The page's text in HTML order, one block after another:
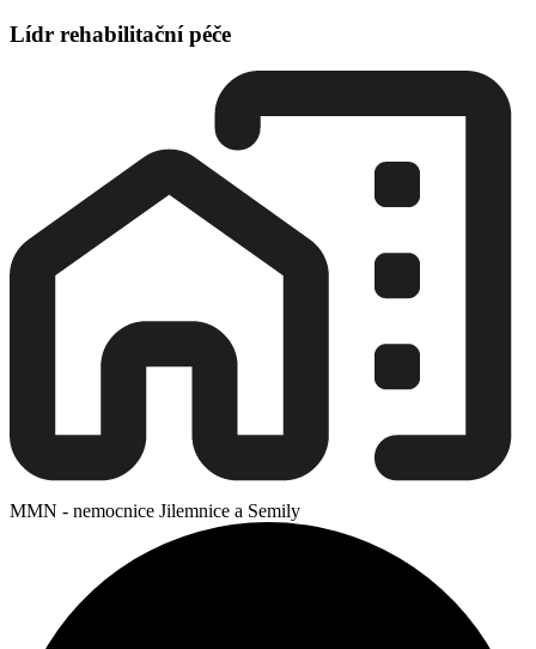
Lídr rehabilitační péče
MMN - nemocnice Jilemnice a Semily